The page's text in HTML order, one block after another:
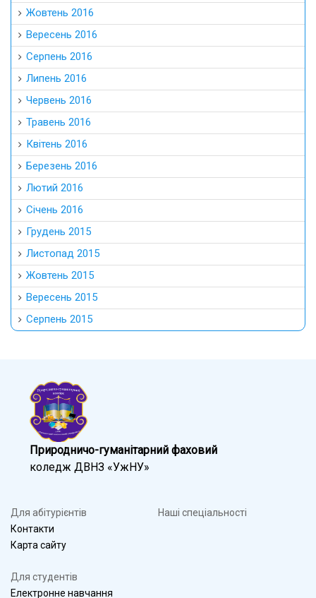
Жовтень 2016
Вересень 2016
Серпень 2016
Липень 2016
Червень 2016
Травень 2016
Квітень 2016
Березень 2016
Лютий 2016
Січень 2016
Грудень 2015
Листопад 2015
Жовтень 2015
Вересень 2015
Серпень 2015
Природничо-гуманітарний фаховий
коледж ДВНЗ «УжНУ»
Для абітурієнтів
Контакти
Карта сайту
Наші спеціальності
Для студентів
Електронне навчання